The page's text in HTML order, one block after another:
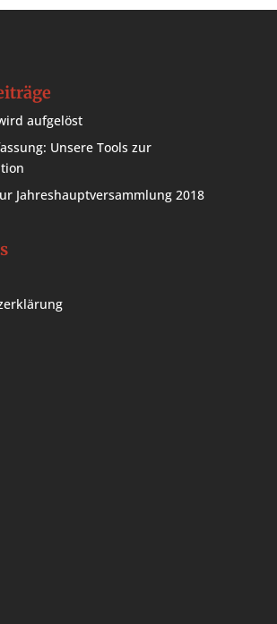
aufgelöst
Unsere Tools zur
Jahreshauptversammlung 2018